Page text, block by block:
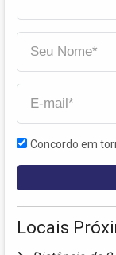
Concordo em
Locais